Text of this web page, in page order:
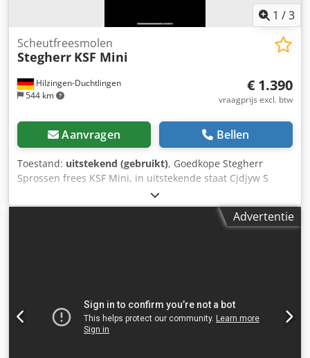
1 /3
Hilzingen-Duchtlingen
544 km
Scheutfreesmolen
Stegherr KSF Mini
€ 1.390
vraagprijs excl. btw
Aanvragen Bellen
Toestand: uitstekend (gebruikt), Goedkope Stegherr
Sprossen frees KSF Mini, in uitstekende staat Cjdjyw S
Advertentie